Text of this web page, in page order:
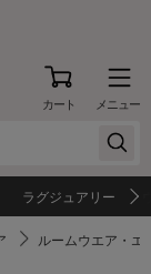
カート メニュー
ラグジュアリー
ルームウエア・エ